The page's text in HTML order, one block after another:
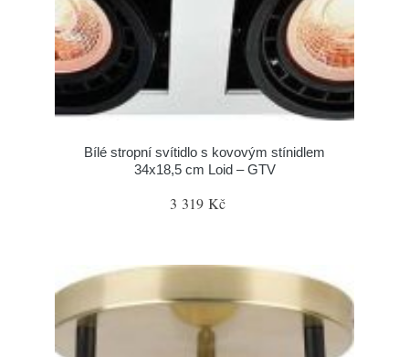
Bílé stropní svítidlo s kovovým stínidlem
34x18,5 cm Loid – GTV
3 319 Kč